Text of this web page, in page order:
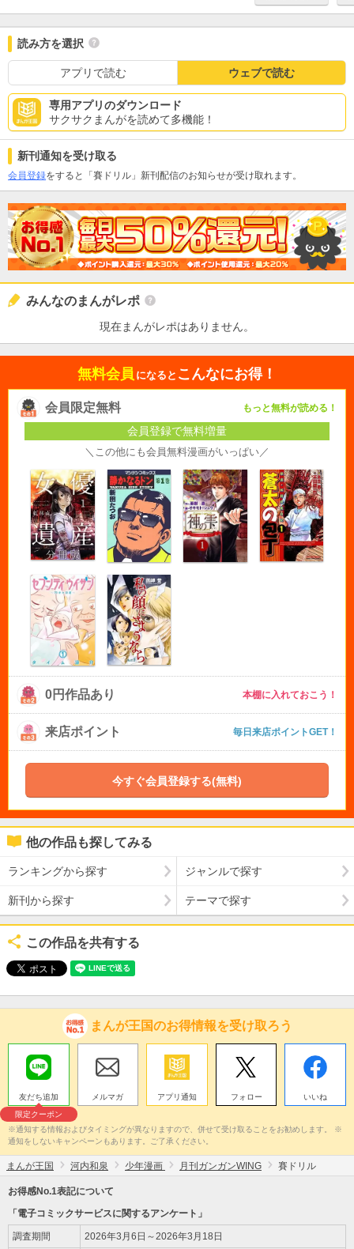
読み方を選択
アプリで読む ウェブで読む
専用アプリのダウンロード
サクサクまんがを読めて多機能！
新刊通知を受け取る
会員登録をすると「賽ドリル」新刊配信のお知らせが受け取れます。
みんなのまんがレポ
現在まんがレポはありません。
無料会員 になると こんなにお得！
会員限定無料 もっと無料が読める！
会員登録で無料増量
＼この他にも会員無料漫画がいっぱい／
0円作品あり 本棚に入れておこう！
来店ポイント 毎日来店ポイントGET！
今すぐ会員登録する(無料)
他の作品も探してみる
ランキングから探す ジャンルで探す
新刊から探す テーマで探す
この作品を共有する
まんが王国のお得情報を受け取ろう
友だち追加
限定クーポン
メルマガ アプリ通知 フォロー いいね
※通知する情報およびタイミングが異なりますので、併せて受け取ることをお勧めします。 ※
通知をしないキャンペーンもあります。ご了承ください。
まんが王国 河内和泉 少年漫画 月刊ガンガンWING 賽ドリル
お得感No.1表記について
「電子コミックサービスに関するアンケート」
調査期間 2026年3月6日～2026年3月18日